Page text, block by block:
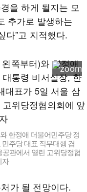
을 하게 될지는 모
추가로 발생하는
다”고 지적했다.
한정애 더불어민주당 정
주당 대표 직무대행 겸
관에서 열린 고위당정협
자
가 될 전망이다.